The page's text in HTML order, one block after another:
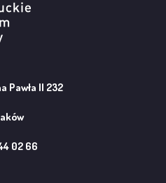
Pawła II 232
02 66